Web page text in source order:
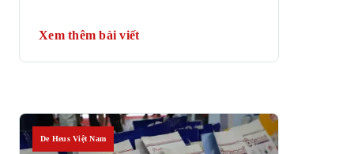
Xem thêm bài viết
De Heus Việt Nam